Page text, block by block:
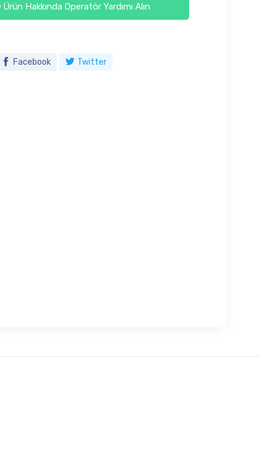
Ürün Hakkında Operatör Yardımı Alın
Facebook Twitter